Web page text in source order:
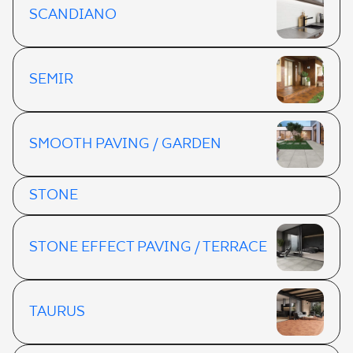
SCANDIANO
SEMIR
SMOOTH PAVING / GARDEN
STONE
STONE EFFECT PAVING / TERRACE
TAURUS